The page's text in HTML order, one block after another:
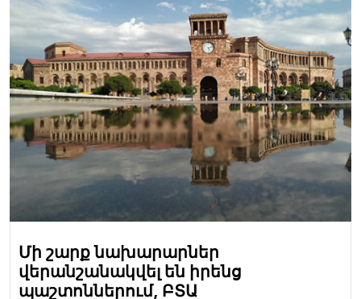
Մի շարք նախարարներ
վերանշանակվել են իրենց
պաշտոններում, ԲՏԱ